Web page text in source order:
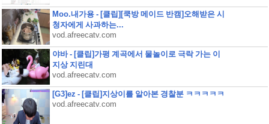
Moo.내가용 - [클립][쿡방 메이드 반캠]오해받은 시
청자에게 사과하는...
vod.afreecatv.com
야바 - [클립]가평 계곡에서 물놀이로 극락 가는 이
지상 지린대
vod.afreecatv.com
[G3]ez - [클립]지상이를 알아본 경찰분 ㅋㅋㅋㅋㅋ
vod.afreecatv.com